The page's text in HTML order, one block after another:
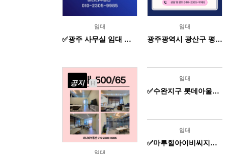
임대
✅광주 사무실 임대 전용 26평 1000 / 50
임대
광주광역시 광산구 평동산단 사무실 임대 1000 / 90
공지 H
임대
H
임대
✅수완지구 롯데아울렛 앞 상가 임대 전용 29평 2000 /125만원(관리비,부가세포함)
H
임대
✅마루힐아이비씨지식산업센터 사무실 전용 28평 1000 / 55